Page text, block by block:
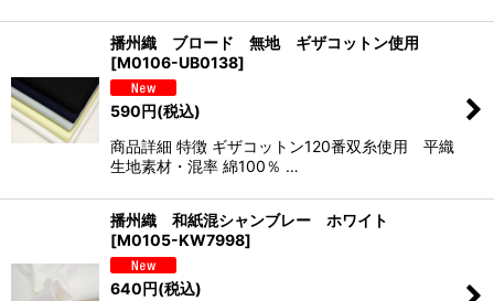
播州織 ブロード 無地 ギザコットン使用
[M0106-UB0138]
590円(税込)
商品詳細 特徴 ギザコットン120番双糸使用 平織
生地素材・混率 綿100％ …
播州織 和紙混シャンブレー ホワイト
[M0105-KW7998]
640円(税込)